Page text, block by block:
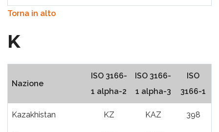
Torna in alto
K
Nazione
ISO 3166-
1 alpha-2
ISO 3166-
1 alpha-3
ISO
3166-1
Kazakhistan KZ KAZ 398